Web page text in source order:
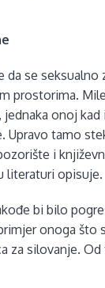
se
prostorima.
onoj
Upravo tamo
i
literaturi opisuje.
bi bilo
onoga
za silovanje.